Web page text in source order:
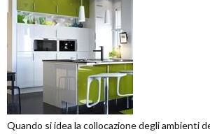
Quando si idea la collocazione degli ambienti